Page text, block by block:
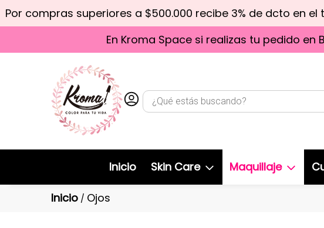
Por compras superiores a $500.000 recibe 3% de dcto en
En Kroma Space si realizas tu pedido en
Inicio Skin Care Maquillaje
Inicio / Ojos